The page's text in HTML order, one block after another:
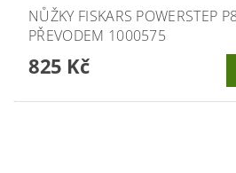
NŮŽKY FISKARS POWERSTEP
PŘEVODEM 1000575
825 Kč